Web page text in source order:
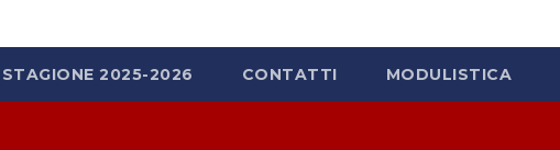
STAGIONE 2025-2026 CONTATTI MODULISTICA